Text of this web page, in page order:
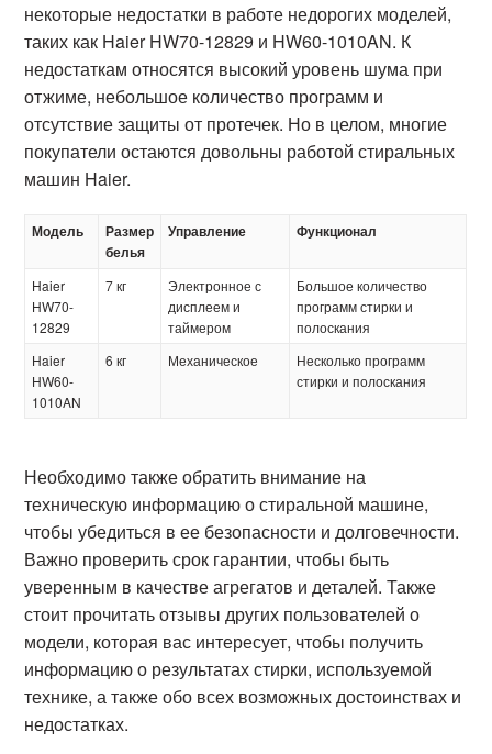
некоторые недостатки в работе недорогих моделей,
таких как Haier HW70-12829 и HW60-1010AN. К
недостаткам относятся высокий уровень шума при
отжиме, небольшое количество программ и
отсутствие защиты от протечек. Но в целом, многие
покупатели остаются довольны работой стиральных
машин Haier.
Модель
Размер
белья
Управление Функционал
Haier
HW70-
12829
7 кг
Электронное с
дисплеем и
таймером
Большое количество
программ стирки и
полоскания
Haier
HW60-
1010AN
6 кг Механическое
Несколько программ
стирки и полоскания
Необходимо также обратить внимание на
техническую информацию о стиральной машине,
чтобы убедиться в ее безопасности и долговечности.
Важно проверить срок гарантии, чтобы быть
уверенным в качестве агрегатов и деталей. Также
стоит прочитать отзывы других пользователей о
модели, которая вас интересует, чтобы получить
информацию о результатах стирки, используемой
технике, а также обо всех возможных достоинствах и
недостатках.